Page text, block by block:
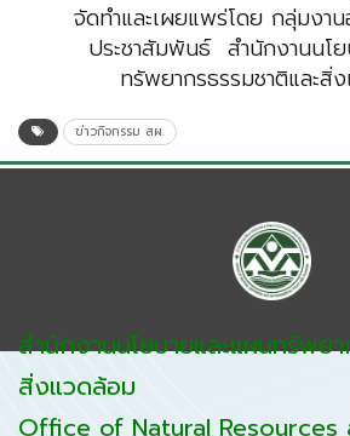
จัดทำและเผยแพร่โดย กลุ่มงาน
ประชาสัมพันธ์ สำนักงานนโ
ทรัพยากรธรรมชาติและสิ่
ข่าวกิจกรรม สผ.
สำนักงานนโยบายและแผนทรัพย
สิ่งแวดล้อม
Office of Natural Resources